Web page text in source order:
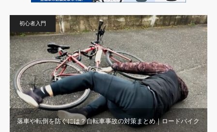
初心者入門
落車や転倒を防ぐには？自転車事故の対策まとめ｜ロードバイク